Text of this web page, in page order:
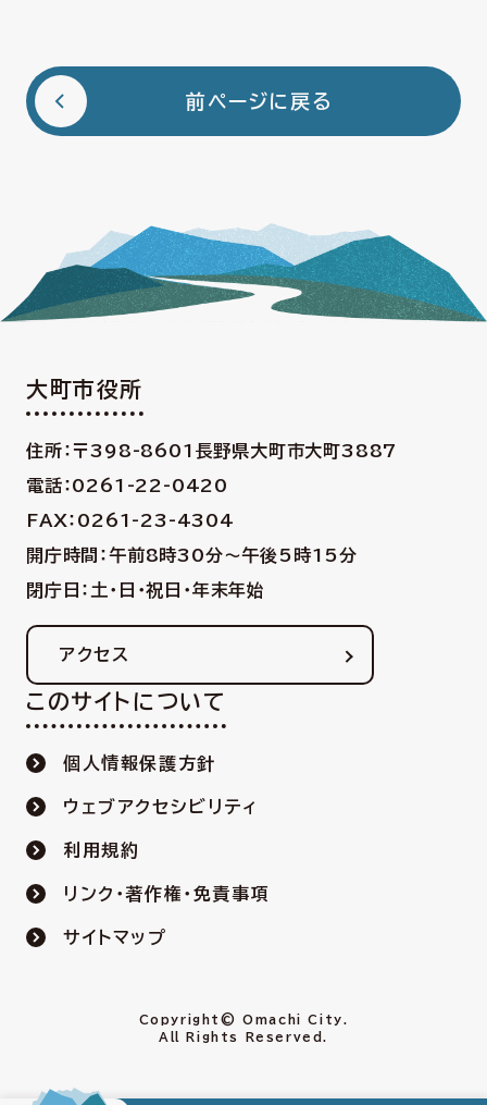
前ページに戻る
大町市役所
住所：〒398-8601 長野県大町市大町3887
電話：0261-22-0420
FAX：0261-23-4304
開庁時間：午前8時30分〜午後5時15分
閉庁日：土・日・祝日・年末年始
アクセス
このサイトについて
個人情報保護方針
ウェブアクセシビリティ
利用規約
リンク・著作権・免責事項
サイトマップ
Copyright© Omachi City.
All Rights Reserved.